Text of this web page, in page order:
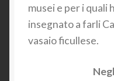
musei e per i quali
insegnato a farli
vasaio ficullese.